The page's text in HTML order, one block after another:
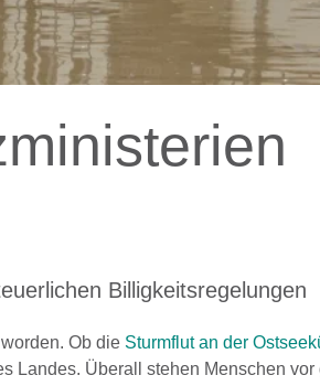
Billigkeitsregelungen
Ob die Sturmflut an der
Landes. Überall stehen Menschen vor